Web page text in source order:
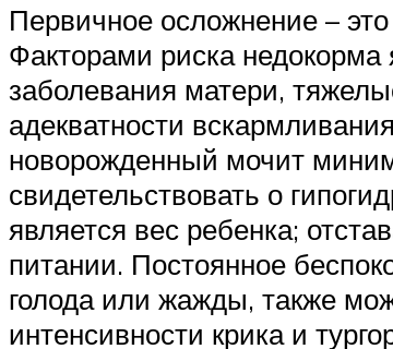
Первичное осложнение –
Факторами риска
заболевания матери,
адекватности
новорожденный мочит
свидетельствовать о
является вес ребенка;
питании. Постоянное
голода или жажды, также
интенсивности крика и